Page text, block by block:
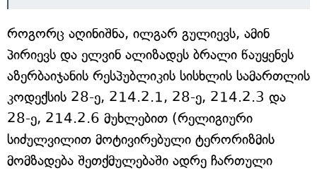
როგორც აღინიშნა, ილგარ გულიევს, ამინ
პირიევს და ელვინ ალიზადეს ბრალი წაუყენეს
აზერბაიჯანის რესპუბლიკის სისხლის სამართლის
კოდექსის 28-ე, 214.2.1, 28-ე, 214.2.3 და
28-ე, 214.2.6 მუხლებით (რელიგიური
სიძულვილით მოტივირებული ტერორიზმის
მომზადება შეთქმულებაში ადრე ჩართული